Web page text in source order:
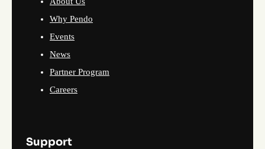
Why Pendo
Events
News
Partner Program
Careers
Support